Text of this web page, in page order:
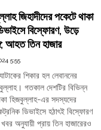
জিহাদীদের পকেটে থাকা
বিস্ফোরণ, উড়ে
আহত তিন হাজার
5:55
শিকার হল লেবাননের
গতকাল দেশটির বিভিন্ন
হিজবুল্লাহ-এর সদস্যদের
ডিভাইসে হঠাৎই বিস্ফোরণ
অনুযায়ী প্রায় তিন হাজারেরও